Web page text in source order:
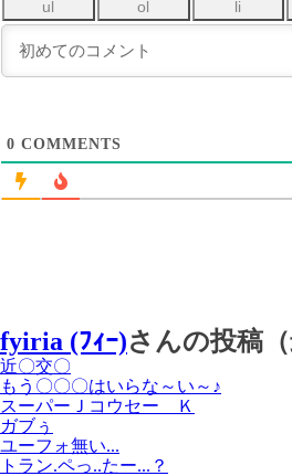
0 COMMENTS
fyiria (ﾌｨｰ)さんの投稿（
近〇交〇
もう〇〇〇はいらな～い～♪
スーパーＪコウセー Ｋ
ガブぅ
ユーフォ無い...
トラン.ペっ..たー...？